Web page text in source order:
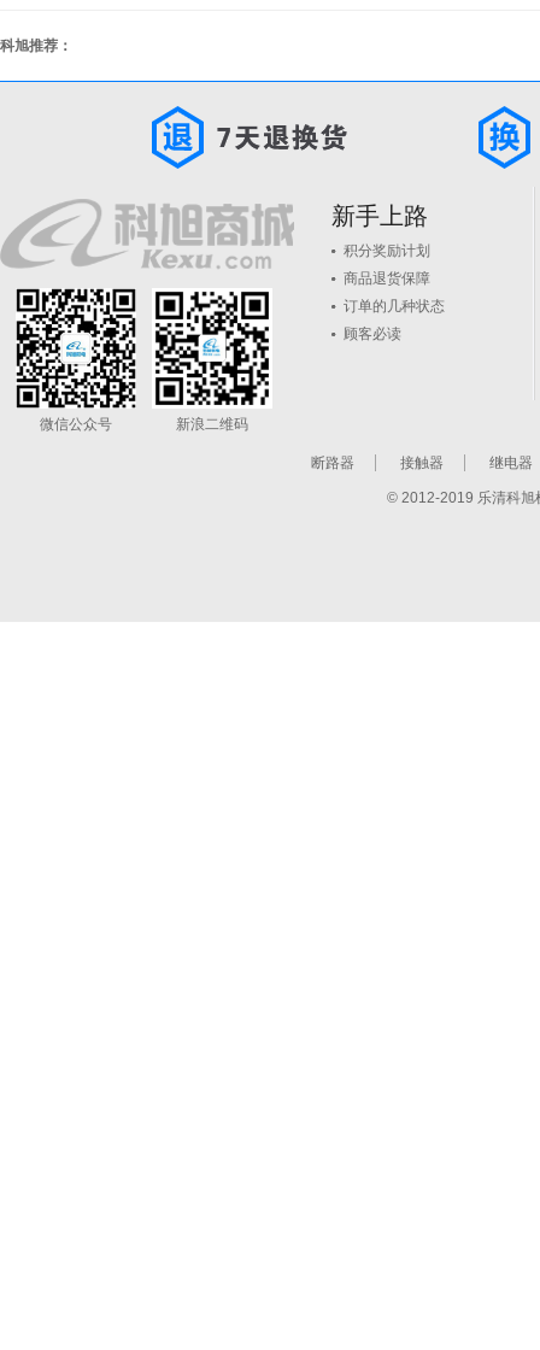
科旭推荐：
微信公众号 新浪二维码
新手上路
积分奖励计划
商品退货保障
订单的几种状态
顾客必读
断路器 接触器 继电器
© 2012-2019 乐清科旭